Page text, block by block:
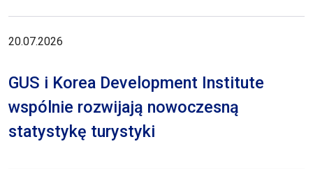
20.07.2026
GUS i Korea Development Institute
wspólnie rozwijają nowoczesną
statystykę turystyki